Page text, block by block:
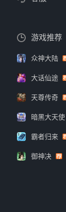
游戏推荐
众神大陆
大话仙途
天尊传奇
暗黑大天使
霸者归来
御神决